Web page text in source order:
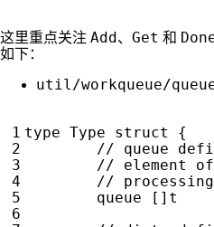
这里重点关注 Add 、 Get 和
如下：
util/workqueue/
type Type struct {
queue
[] t